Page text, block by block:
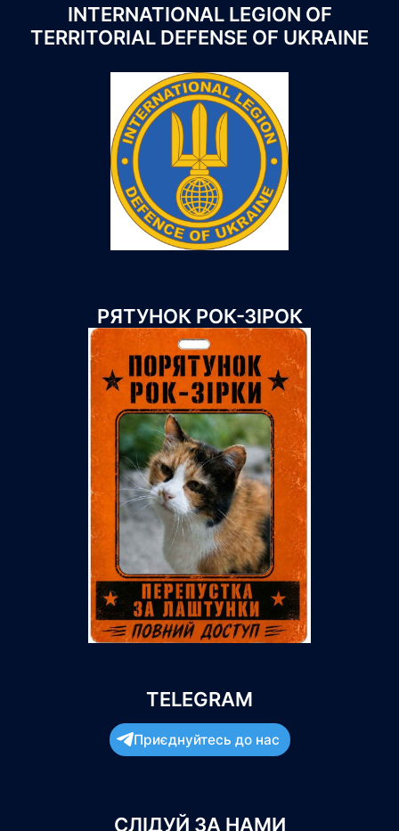
INTERNATIONAL LEGION OF
TERRITORIAL DEFENSE OF UKRAINE
РЯТУНОК РОК-ЗІРОК
TELEGRAM
Приєднуйтесь до нас
СЛІДУЙ ЗА НАМИ